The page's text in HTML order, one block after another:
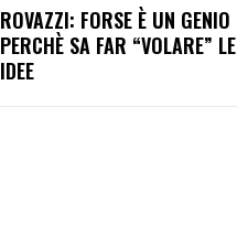
ROVAZZI: FORSE È UN GENIO
PERCHÈ SA FAR “VOLARE” LE
IDEE